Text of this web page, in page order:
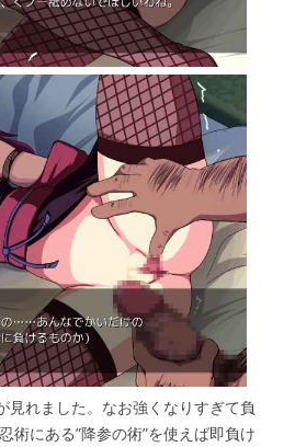
見れました。なお強くなりすぎて負
術にある”降参の術”を使えば即負け